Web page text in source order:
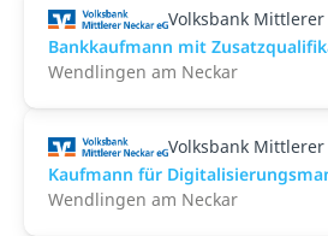
Volksbank Mittlerer
Bankkaufmann mit
Wendlingen am Neckar
Volksbank Mittlerer
Kaufmann für
Wendlingen am Neckar